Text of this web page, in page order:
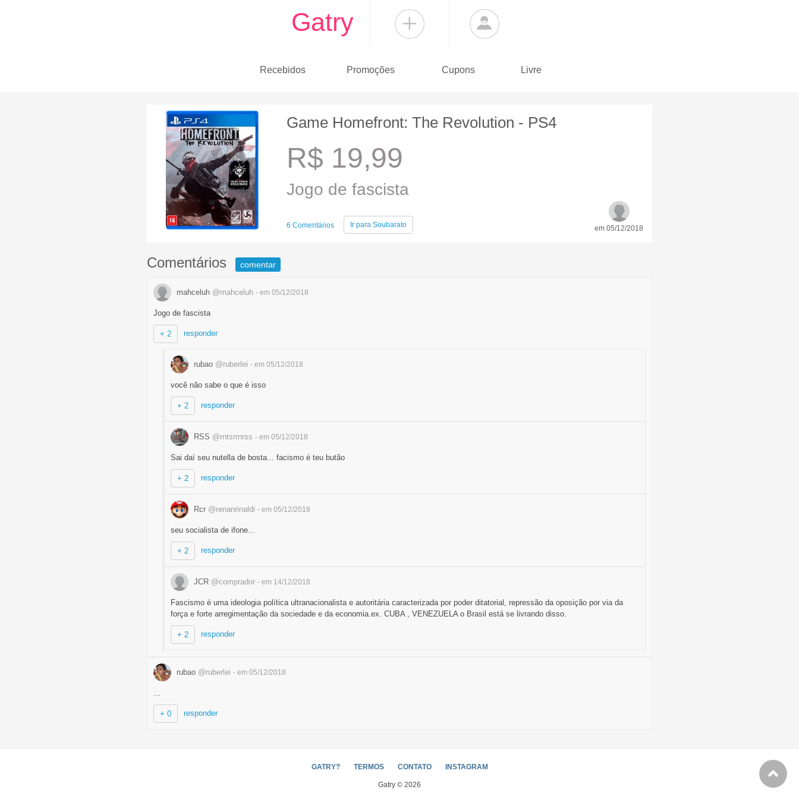
Gatry
Recebidos Promoções Cupons Livre
Game Homefront: The Revolution - PS4
R$ 19,99
Jogo de fascista
6 Comentários Ir para Soubarato em 05/12/2018
Comentários comentar
mahceluh @mahceluh - em 05/12/2018
Jogo de fascista
+ 2 responder
rubao @ruberlei - em 05/12/2018
você não sabe o que é isso
+ 2 responder
RSS @rntsrrnrss - em 05/12/2018
Sai daí seu nutella de bosta... facismo é teu butão
+ 2 responder
Rcr @renanrinaldi - em 05/12/2018
seu socialista de ifone...
+ 2 responder
JCR @comprador - em 14/12/2018
Fascismo é uma ideologia política ultranacionalista e autoritária caracterizada por poder ditatorial, repressão da oposição por via da
força e forte arregimentação da sociedade e da economia.ex. CUBA , VENEZUELA o Brasil está se livrando disso.
+ 2 responder
rubao @ruberlei - em 05/12/2018
...
+ 0 responder
GATRY? TERMOS CONTATO INSTAGRAM
Gatry © 2026